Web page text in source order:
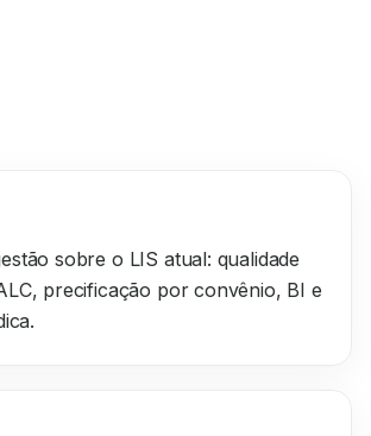
sobre o LIS atual: qualidade
precificação por convênio, BI e